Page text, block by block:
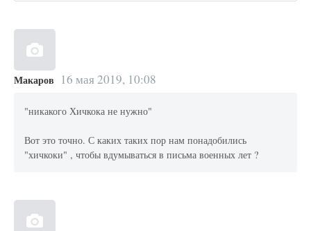
Макаров 16 мая 2019, 10:08
"никакого Хичкока не нужно"
Вот это точно. С каких таких пор нам понадобились
"хичкоки" , чтобы вдумываться в письма военных лет ?